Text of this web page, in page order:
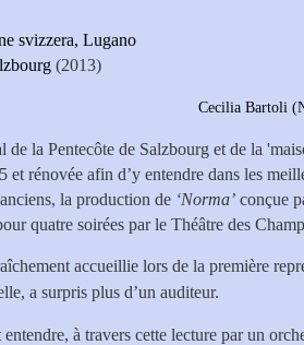
svizzera, Lugano
(2013)
de la Pentecôte de Salzbourg et de la
et rénovée afin d’y entendre dans les
la production de ‘Norma’ conçue
quatre soirées par le Théâtre des
accueillie lors de la première
a surpris plus d’un auditeur.
à travers cette lecture par un